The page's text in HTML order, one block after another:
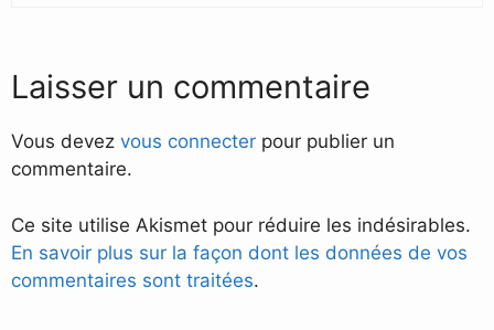
Laisser un commentaire
Vous devez vous connecter pour publier un
commentaire.
Ce site utilise Akismet pour réduire les indésirables.
En savoir plus sur la façon dont les données de vos
commentaires sont traitées.